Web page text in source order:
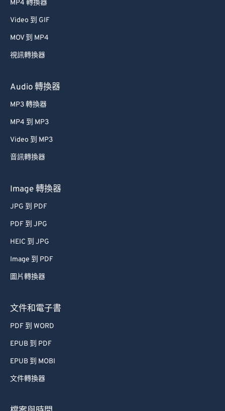
MP4 轉換器
Video 到 GIF
MOV 到 MP4
視訊轉換器
Audio 轉換器
MP3 轉換器
MP4 到 MP3
Video 到 MP3
音訊轉換器
Image 轉換器
JPG 到 PDF
PDF 到 JPG
HEIC 到 JPG
Image 到 PDF
圖片轉換器
文件和電子書
PDF 到 WORD
EPUB 到 PDF
EPUB 到 MOBI
文件轉換器